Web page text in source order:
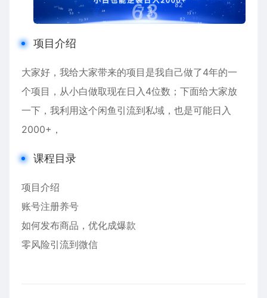
项目介绍
大家好，我给大家带来的项目是我自己做了4年的一
个项目，从小白做取现在日入4位数；下面给大家放
一下，我利用这个闲鱼引流到私域，也是可能日入
2000+，
课程目录
项目介绍
账号注册养号
如何发布商品，优化成爆款
零风险引流到微信